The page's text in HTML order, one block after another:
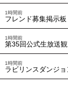
1時間前
フレンド募集掲示板
1時間前
第35回公式生放送
1時間前
ラビリンスダンジ